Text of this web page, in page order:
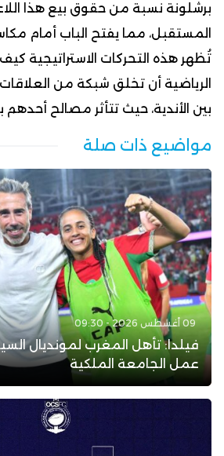
برشلونة نسبة من حقوق بيع هذا
المستقبل، مما يفتح الباب أمام
تُظهر هذه التحركات الاستراتيجية
الرياضية أن تخلق شبكة من
بين الأندية، حيث تتأثر مصالح أحدهم
مواضيع ذات صلة
09 أغسطس 2026 - 09:30
عمل الجامعة الملكية